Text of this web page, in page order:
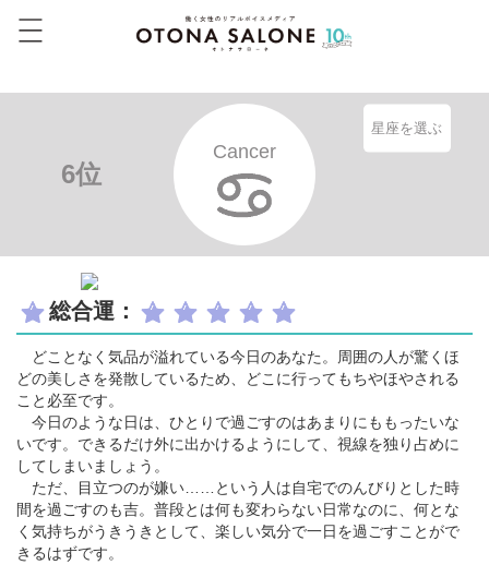
6位
Cancer
星座を選ぶ
総合運：
どことなく気品が溢れている今日のあなた。周囲の人が驚くほ
どの美しさを発散しているため、どこに行ってもちやほやされる
こと必至です。
今日のような日は、ひとりで過ごすのはあまりにももったいな
いです。できるだけ外に出かけるようにして、視線を独り占めに
してしまいましょう。
ただ、目立つのが嫌い……という人は自宅でのんびりとした時
間を過ごすのも吉。普段とは何も変わらない日常なのに、何とな
く気持ちがうきうきとして、楽しい気分で一日を過ごすことがで
きるはずです。